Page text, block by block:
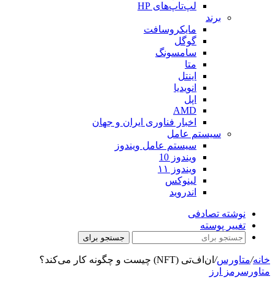
لپ‌تاپ‌های HP
برند
مایکروسافت
گوگل
سامسونگ
متا
اینتل
انویدیا
اپل
AMD
اخبار فناوری ایران و جهان
سیستم عامل
سیستم عامل ویندوز
ویندوز 10
ویندوز ۱۱
لینوکس
اندروید
نوشته تصادفی
تغییر پوسته
جستجو برای
خانه/متاورس/ ان‌اف‌تی (NFT) چیست و چگونه کار می‌کند؟
متاورسرمز ارز